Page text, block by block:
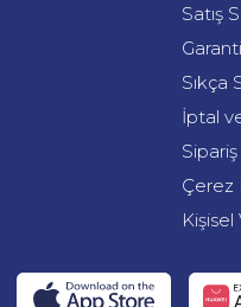
Satış
Sıkça
İptal
Çerez
Kişisel